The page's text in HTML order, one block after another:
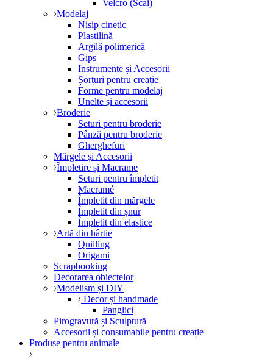
Velcro (Scai)
Modelaj
Nisip cinetic
Plastilină
Argilă polimerică
Gips
Instrumente și Accesorii
Șorțuri pentru creație
Forme pentru modelaj
Unelte și accesorii
Broderie
Seturi pentru broderie
Pânză pentru broderie
Gherghefuri
Mărgele și Accesorii
Împletire și Macrame
Seturi pentru împletit
Macramé
Împletit din mărgele
Împletit din șnur
Împletit din elastice
Artă din hârtie
Quilling
Origami
Scrapbooking
Decorarea obiectelor
Modelism și DIY
Decor și handmade
Panglici
Pirogravură și Sculptură
Accesorii și consumabile pentru creație
Produse pentru animale